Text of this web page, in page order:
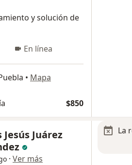
y solución de
En línea
• Mapa
$850
Jesús Juárez
· Ver más
La